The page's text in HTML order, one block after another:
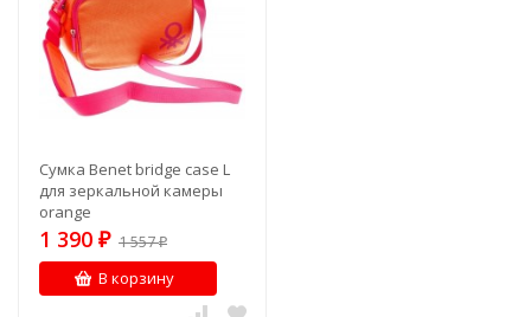
Сумка Benet bridge case L
для зеркальной камеры
orange
1 390 ₽ 1 557₽
В корзину